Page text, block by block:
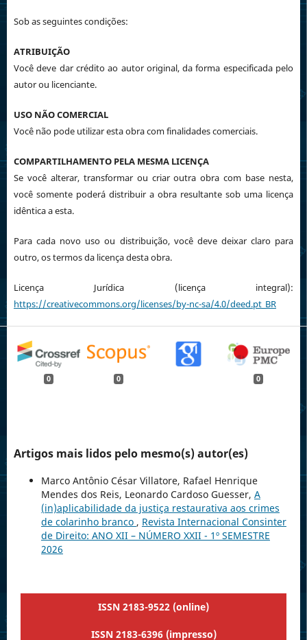
Sob as seguintes condições:
ATRIBUIÇÃO
Você deve dar crédito ao autor original, da forma especificada pelo
autor ou licenciante.
USO NÃO COMERCIAL
Você não pode utilizar esta obra com finalidades comerciais.
COMPARTILHAMENTO PELA MESMA LICENÇA
Se você alterar, transformar ou criar outra obra com base nesta,
você somente poderá distribuir a obra resultante sob uma licença
idêntica a esta.
Para cada novo uso ou distribuição, você deve deixar claro para
outro, os termos da licença desta obra.
Licença Jurídica (licença integral):
https://creativecommons.org/licenses/by-nc-sa/4.0/deed.pt_BR
0 0 0
Artigos mais lidos pelo mesmo(s) autor(es)
Marco Antônio César Villatore, Rafael Henrique
Mendes dos Reis, Leonardo Cardoso Guesser, A
(in)aplicabilidade da justiça restaurativa aos crimes
de colarinho branco , Revista Internacional Consinter
de Direito: ANO XII – NÚMERO XXII - 1º SEMESTRE
2026
ISSN 2183-9522 (online)
ISSN 2183-6396 (impresso)